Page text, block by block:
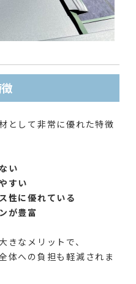
として非常に優れた特徴
い
すい
性に優れている
が豊富
きなメリットで、
体への負担も軽減されま